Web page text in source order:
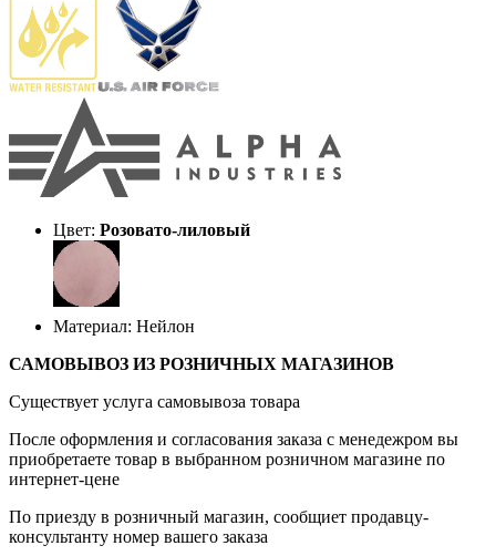
Цвет: Розовато-лиловый
Материал: Нейлон
САМОВЫВОЗ ИЗ РОЗНИЧНЫХ МАГАЗИНОВ
Существует услуга самовывоза товара
После оформления и согласования заказа с менедежром вы
приобретаете товар в выбранном розничном магазине по
интернет-цене
По приезду в розничный магазин, сообщиет продавцу-
консультанту номер вашего заказа